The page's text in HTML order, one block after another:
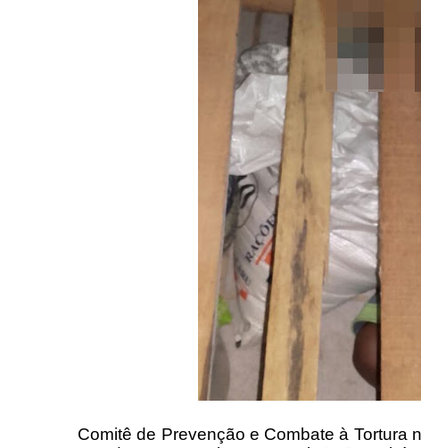
Comitê de Prevenção e Combate à Tortura